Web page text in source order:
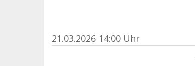
21.03.2026 14:00 Uhr